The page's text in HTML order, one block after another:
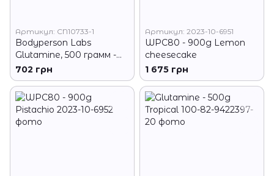
Артикул: CN10733-1
Bodyperson Labs
Glutamine, 500 грамм -
Тропический
702 грн
Артикул: 2023-10-6951
WPC80 - 900g Lemon
cheesecake
1 675 грн